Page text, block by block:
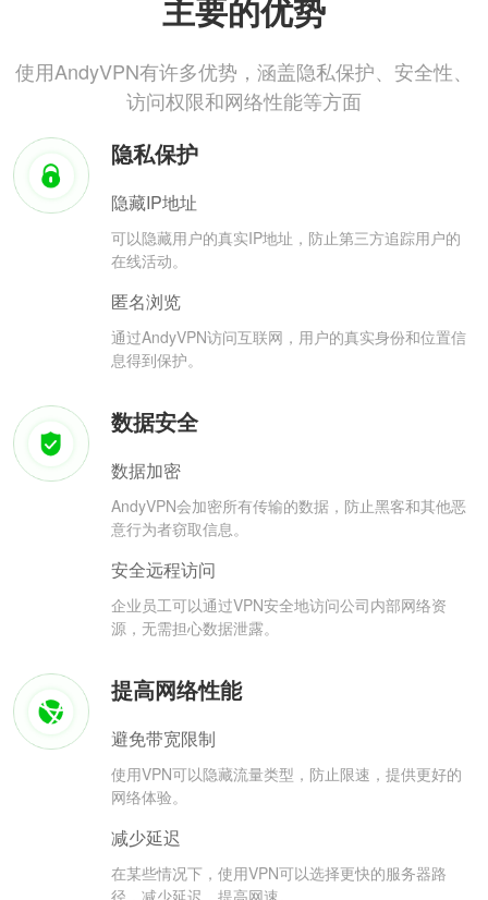
主要的优势
使用AndyVPN有许多优势，涵盖隐私保护、安全性、
访问权限和网络性能等方面
隐私保护
隐藏IP地址
可以隐藏用户的真实IP地址，防止第三方追踪用户的
在线活动。
匿名浏览
通过AndyVPN访问互联网，用户的真实身份和位置信
息得到保护。
数据安全
数据加密
AndyVPN会加密所有传输的数据，防止黑客和其他恶
意行为者窃取信息。
安全远程访问
企业员工可以通过VPN安全地访问公司内部网络资
源，无需担心数据泄露。
提高网络性能
避免带宽限制
使用VPN可以隐藏流量类型，防止限速，提供更好的
网络体验。
减少延迟
在某些情况下，使用VPN可以选择更快的服务器路